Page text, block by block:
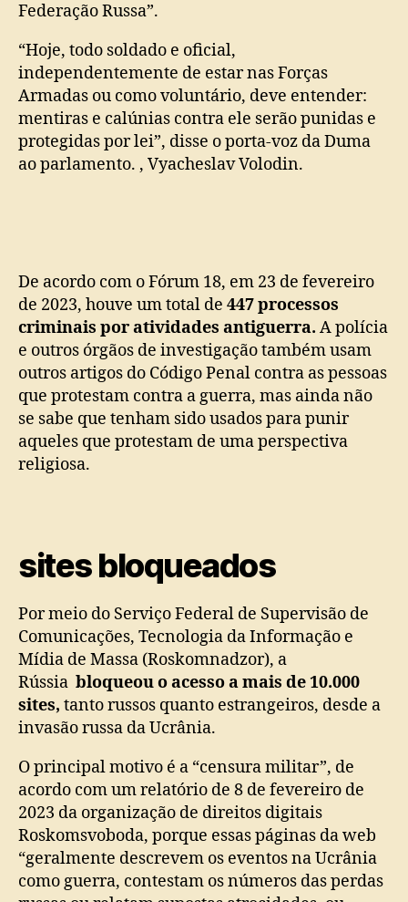
Federação Russa”.
“Hoje, todo soldado e oficial,
independentemente de estar nas Forças
Armadas ou como voluntário, deve entender:
mentiras e calúnias contra ele serão punidas e
protegidas por lei”, disse o porta-voz da Duma
ao parlamento. , Vyacheslav Volodin.
De acordo com o Fórum 18, em 23 de fevereiro
de 2023, houve um total de 447 processos
criminais por atividades antiguerra. A polícia
e outros órgãos de investigação também usam
outros artigos do Código Penal contra as pessoas
que protestam contra a guerra, mas ainda não
se sabe que tenham sido usados ​​para punir
aqueles que protestam de uma perspectiva
religiosa.
sites bloqueados
Por meio do Serviço Federal de Supervisão de
Comunicações, Tecnologia da Informação e
Mídia de Massa (Roskomnadzor), a
Rússia bloqueou o acesso a mais de 10.000
sites, tanto russos quanto estrangeiros, desde a
invasão russa da Ucrânia.
O principal motivo é a “censura militar”, de
acordo com um relatório de 8 de fevereiro de
2023 da organização de direitos digitais
Roskomsvoboda, porque essas páginas da web
“geralmente descrevem os eventos na Ucrânia
como guerra, contestam os números das perdas